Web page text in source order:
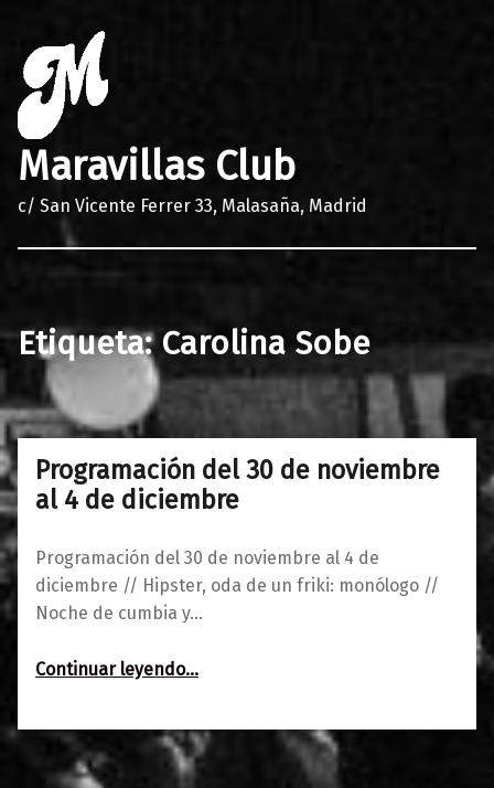
Maravillas Club
c/ San Vicente Ferrer 33, Malasaña, Madrid
Etiqueta:Carolina Sobe
Programación del 30 de noviembre
al 4 de diciembre
Programación del 30 de noviembre al 4 de
diciembre // Hipster, oda de un friki: monólogo //
Noche de cumbia y…
Continuar leyendo“Programación del 30 de noviembre al 4 de diciembre”
…
29/11/20160
Maravillas